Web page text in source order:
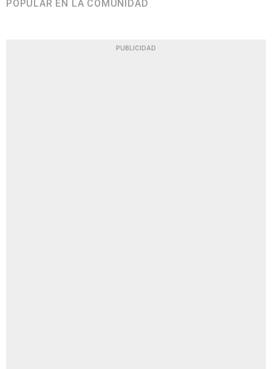
POPULAR EN LA COMUNIDAD
PUBLICIDAD